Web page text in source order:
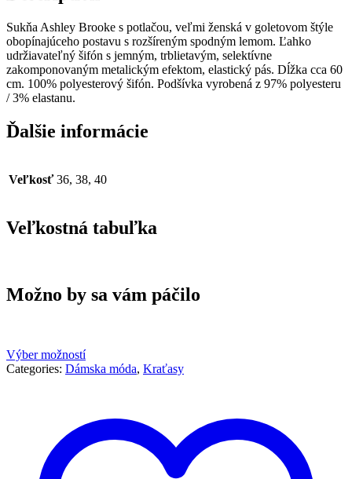
Sukňa Ashley Brooke s potlačou, veľmi ženská v goletovom štýle
obopínajúceho postavu s rozšíreným spodným lemom. Ľahko
udržiavateľný šifón s jemným, trblietavým, selektívne
zakomponovaným metalickým efektom, elastický pás. Dĺžka cca 60
cm. 100% polyesterový šifón. Podšívka vyrobená z 97% polyesteru
/ 3% elastanu.
Ďalšie informácie
Veľkosť 36, 38, 40
Veľkostná tabuľka
Možno by sa vám páčilo
Výber možností
Categories: Dámska móda, Kraťasy